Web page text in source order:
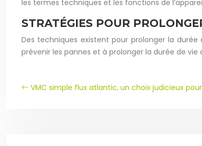
les termes techniques et les fonctions de
STRATÉGIES POUR
Des techniques existent pour prolonger la
prévenir les pannes et à prolonger la durée de vie
VMC simple flux atlantic, un choix judicieux